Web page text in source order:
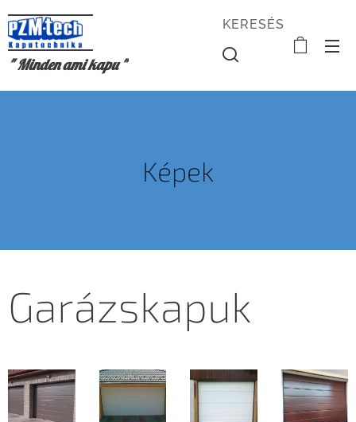
" Minden ami kapu "
KERESÉS
Képek
Garázskapuk